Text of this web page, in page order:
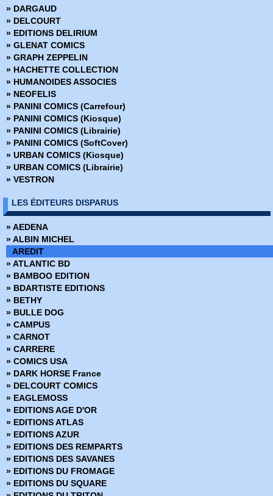
» Captain America - Serie 1
» Captain America - Serie 2
» Captain America Spécial
» Captain Carotte
» Captain Comète et Superman
» Captain Victory
» Comics Parade
» Conan - Pocket NB
» Conan Géant
» Conan Hors Serie
» Conan le barbare - Serie 1
» Conan le barbare - Serie 2
» Conan Pocket Couleur
» Conan Spécial
» DC Flash - Serie 1
» DC Flash spécial
» Démon - Comics Pocket - Serie 1
» Démon - DC Arédit - Serie 2
» Docteur Strange
» Dr Strange Hors Série
» Dracula - Pocket NB
» Dracula le vampire
» Eclipse Comics
» Eclipso - Pocket NB
» Electric Warrior
» Epic
» Et si
» Etranges Aventures
» Faucon Noir - Collection Flash
» Flash
» Flash - Pocket NB - Collection Cosmos Flash
» Flash (Pop Magazine)
» Flash Comics
» Frankenshtein - Pocket NB
» Green Lantern - Pocket NB - Collection Flash
» Green Lantern (Pop Magazine)
» Hercule - Collection Flash Nouvelle Formule
» Hercule - Pocket NB - Collection Flash
» Hex - DC Arédit
» DARGAUD
» DELCOURT
» EDITIONS DELIRIUM
» GLENAT COMICS
» GRAPH ZEPPELIN
» HACHETTE COLLECTION
» HUMANOIDES ASSOCIES
» NEOFELIS
» PANINI COMICS (Carrefour)
» PANINI COMICS (Kiosque)
» PANINI COMICS (Librairie)
» PANINI COMICS (SoftCover)
» URBAN COMICS (Kiosque)
» URBAN COMICS (Librairie)
» VESTRON
LES ÉDITEURS DISPARUS
» AEDENA
» ALBIN MICHEL
AREDIT
» ATLANTIC BD
» BAMBOO EDITION
» BDARTISTE EDITIONS
» BETHY
» BULLE DOG
» CAMPUS
» CARNOT
» CARRERE
» COMICS USA
» DARK HORSE France
» DELCOURT COMICS
» EAGLEMOSS
» EDITIONS AGE D'OR
» EDITIONS ATLAS
» EDITIONS AZUR
» EDITIONS DES REMPARTS
» EDITIONS DES SAVANES
» EDITIONS DU FROMAGE
» EDITIONS DU SQUARE